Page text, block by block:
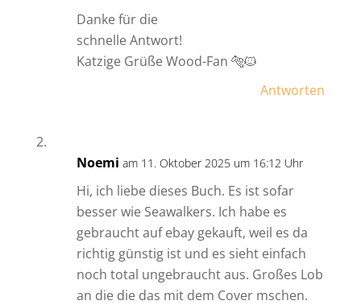
Danke für die
schnelle Antwort!
Katzige Grüße Wood-Fan 🐅🐱
Antworten
Noemi am 11. Oktober 2025 um 16:12 Uhr
Hi, ich liebe dieses Buch. Es ist sofar
besser wie Seawalkers. Ich habe es
gebraucht auf ebay gekauft, weil es da
richtig günstig ist und es sieht einfach
noch total ungebraucht aus. Großes Lob
an die die das mit dem Cover mschen.